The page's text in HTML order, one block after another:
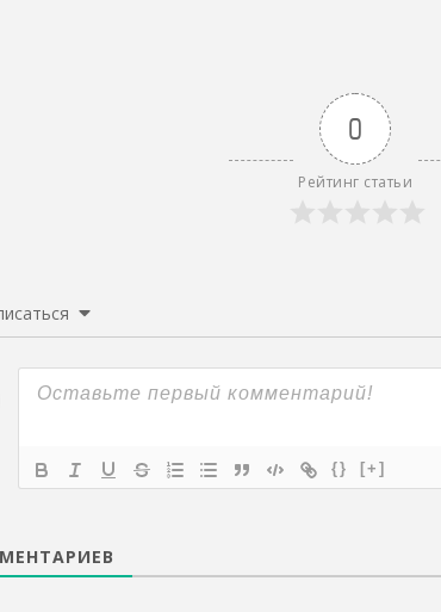
0
Рейтинг статьи
{} [+]